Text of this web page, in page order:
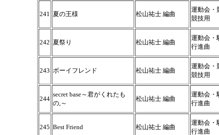
241 夏の王様 松山祐士 編曲
運動会・
競技用
242 夏祭り 松山祐士 編曲
運動会・
行進曲
243 ボーイフレンド 松山祐士 編曲
運動会・
競技用
244
secret base～君がくれたも
の,～
松山祐士 編曲
運動会・
行進曲
245 Best Friend 松山祐士 編曲
運動会・
行進曲